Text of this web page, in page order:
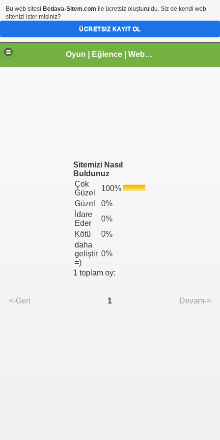
Oyun | Eğlence | Webmaster | tr.gg Paylaşım Sitesi | Arhavi |Kireçlik Köyü
Sitemizi Nasıl
Buldunuz
Çok
Güzel
100%
Güzel
0%
İdare
Eder
0%
Kötü
0%
daha
geliştir
=)
0%
1 toplam oy:
<-Geri 1 Devam->
Bu web sitesi Bedava-Sitem.com ile ücretsiz oluşturuldu. Siz de kendi web
sitenizi ister misiniz?
ÜCRETSIZ KAYIT OL